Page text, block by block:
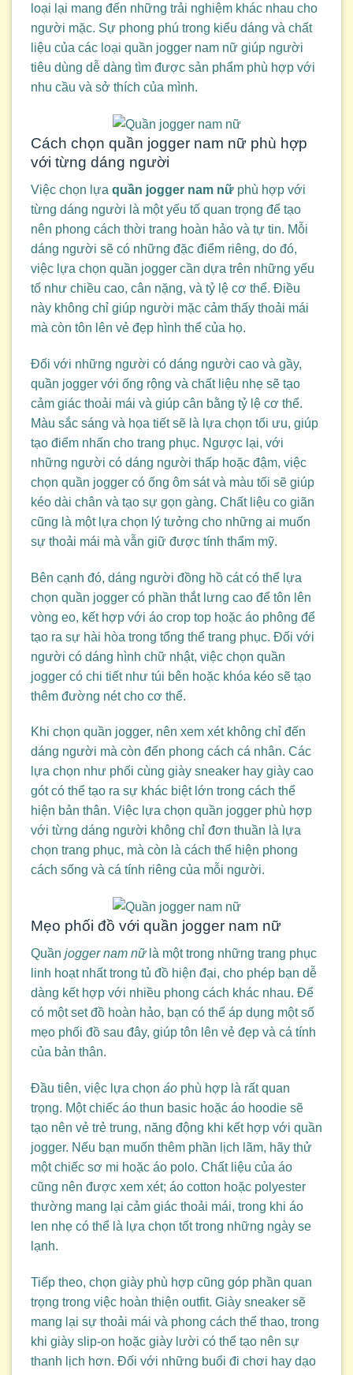
loại lại mang đến những trải nghiệm khác nhau cho
người mặc. Sự phong phú trong kiểu dáng và chất
liệu của các loại quần jogger nam nữ giúp người
tiêu dùng dễ dàng tìm được sản phẩm phù hợp với
nhu cầu và sở thích của mình.
Cách chọn quần jogger nam nữ phù hợp
với từng dáng người
Việc chọn lựa quần jogger nam nữ phù hợp với
từng dáng người là một yếu tố quan trọng để tạo
nên phong cách thời trang hoàn hảo và tự tin. Mỗi
dáng người sẽ có những đặc điểm riêng, do đó,
việc lựa chọn quần jogger cần dựa trên những yếu
tố như chiều cao, cân nặng, và tỷ lệ cơ thể. Điều
này không chỉ giúp người mặc cảm thấy thoải mái
mà còn tôn lên vẻ đẹp hình thể của họ.
Đối với những người có dáng người cao và gầy,
quần jogger với ống rộng và chất liệu nhẹ sẽ tạo
cảm giác thoải mái và giúp cân bằng tỷ lệ cơ thể.
Màu sắc sáng và họa tiết sẽ là lựa chọn tối ưu, giúp
tạo điểm nhấn cho trang phục. Ngược lại, với
những người có dáng người thấp hoặc đậm, việc
chọn quần jogger có ống ôm sát và màu tối sẽ giúp
kéo dài chân và tạo sự gọn gàng. Chất liệu co giãn
cũng là một lựa chọn lý tưởng cho những ai muốn
sự thoải mái mà vẫn giữ được tính thẩm mỹ.
Bên cạnh đó, dáng người đồng hồ cát có thể lựa
chọn quần jogger có phần thắt lưng cao để tôn lên
vòng eo, kết hợp với áo crop top hoặc áo phông để
tạo ra sự hài hòa trong tổng thể trang phục. Đối với
người có dáng hình chữ nhật, việc chọn quần
jogger có chi tiết như túi bên hoặc khóa kéo sẽ tạo
thêm đường nét cho cơ thể.
Khi chọn quần jogger, nên xem xét không chỉ đến
dáng người mà còn đến phong cách cá nhân. Các
lựa chọn như phối cùng giày sneaker hay giày cao
gót có thể tạo ra sự khác biệt lớn trong cách thể
hiện bản thân. Việc lựa chọn quần jogger phù hợp
với từng dáng người không chỉ đơn thuần là lựa
chọn trang phục, mà còn là cách thể hiện phong
cách sống và cá tính riêng của mỗi người.
Mẹo phối đồ với quần jogger nam nữ
Quần jogger nam nữlà một trong những trang phục
linh hoạt nhất trong tủ đồ hiện đại, cho phép bạn dễ
dàng kết hợp với nhiều phong cách khác nhau. Để
có một set đồ hoàn hảo, bạn có thể áp dụng một số
mẹo phối đồ sau đây, giúp tôn lên vẻ đẹp và cá tính
của bản thân.
Đầu tiên, việc lựa chọn áo phù hợp là rất quan
trọng. Một chiếc áo thun basic hoặc áo hoodie sẽ
tạo nên vẻ trẻ trung, năng động khi kết hợp với quần
jogger. Nếu bạn muốn thêm phần lịch lãm, hãy thử
một chiếc sơ mi hoặc áo polo. Chất liệu của áo
cũng nên được xem xét; áo cotton hoặc polyester
thường mang lại cảm giác thoải mái, trong khi áo
len nhẹ có thể là lựa chọn tốt trong những ngày se
lạnh.
Tiếp theo, chọn giày phù hợp cũng góp phần quan
trọng trong việc hoàn thiện outfit. Giày sneaker sẽ
mang lại sự thoải mái và phong cách thể thao, trong
khi giày slip-on hoặc giày lười có thể tạo nên sự
thanh lịch hơn. Đối với những buổi đi chơi hay dạo